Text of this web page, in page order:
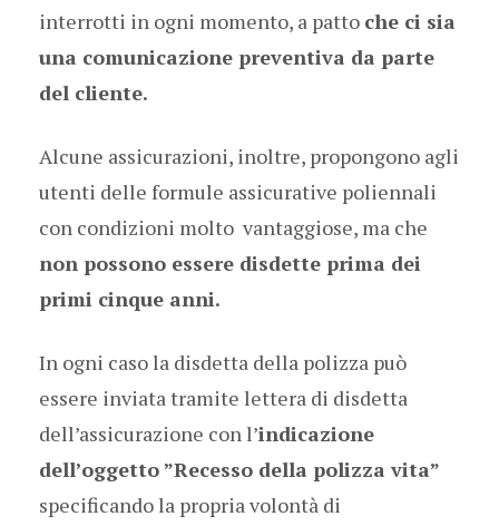
interrotti in ogni momento, a patto che ci sia
una comunicazione preventiva da parte
del cliente.
Alcune assicurazioni, inoltre, propongono agli
utenti delle formule assicurative poliennali
con condizioni molto vantaggiose, ma che
non possono essere disdette prima dei
primi cinque anni.
In ogni caso la disdetta della polizza può
essere inviata tramite lettera di disdetta
dell’assicurazione con l’indicazione
dell’oggetto ”Recesso della polizza vita”
specificando la propria volontà di